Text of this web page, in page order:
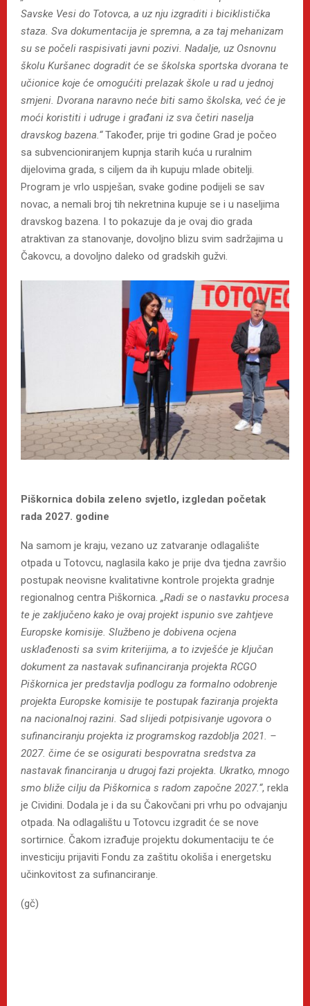
Savske Vesi do Totovca, a uz nju izgraditi i biciklistička
staza. Sva dokumentacija je spremna, a za taj mehanizam
su se počeli raspisivati javni pozivi. Nadalje, uz Osnovnu
školu Kuršanec dogradit će se školska sportska dvorana te
učionice koje će omogućiti prelazak škole u rad u jednoj
smjeni. Dvorana naravno neće biti samo školska, već će je
moći koristiti i udruge i građani iz sva četiri naselja
dravskog bazena.“Također, prije tri godine Grad je počeo
sa subvencioniranjem kupnja starih kuća u ruralnim
dijelovima grada, s ciljem da ih kupuju mlade obitelji.
Program je vrlo uspješan, svake godine podijeli se sav
novac, a nemali broj tih nekretnina kupuje se i u naseljima
dravskog bazena. I to pokazuje da je ovaj dio grada
atraktivan za stanovanje, dovoljno blizu svim sadržajima u
Čakovcu, a dovoljno daleko od gradskih gužvi.
Piškornica dobila zeleno svjetlo, izgledan početak
rada 2027. godine
Na samom je kraju, vezano uz zatvaranje odlagalište
otpada u Totovcu, naglasila kako je prije dva tjedna završio
postupak neovisne kvalitativne kontrole projekta gradnje
regionalnog centra Piškornica. „Radi se o nastavku procesa
te je zaključeno kako je ovaj projekt ispunio sve zahtjeve
Europske komisije. Službeno je dobivena ocjena
usklađenosti sa svim kriterijima, a to izvješće je ključan
dokument za nastavak sufinanciranja projekta RCGO
Piškornica jer predstavlja podlogu za formalno odobrenje
projekta Europske komisije te postupak faziranja projekta
na nacionalnoj razini. Sad slijedi potpisivanje ugovora o
sufinanciranju projekta iz programskog razdoblja 2021. –
2027. čime će se osigurati bespovratna sredstva za
nastavak financiranja u drugoj fazi projekta. Ukratko, mnogo
smo bliže cilju da Piškornica s radom započne 2027.“, rekla
je Cividini. Dodala je i da su Čakovčani pri vrhu po odvajanju
otpada. Na odlagalištu u Totovcu izgradit će se nove
sortirnice. Čakom izrađuje projektu dokumentaciju te će
investiciju prijaviti Fondu za zaštitu okoliša i energetsku
učinkovitost za sufinanciranje.
(gč)